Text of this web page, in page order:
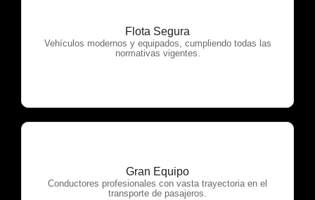
Flota Segura
Vehículos modernos y equipados, cumpliendo todas las
normativas vigentes.
OTP Servicios
Gran Equipo
Conductores profesionales con vasta trayectoria en el
transporte de pasajeros.
OTP Servicios